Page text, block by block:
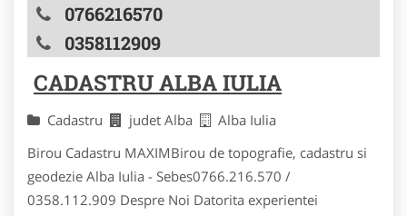
0766216570
0358112909
CADASTRU ALBA IULIA
Cadastru judet Alba
Alba Iulia
Birou Cadastru MAXIMBirou de topografie, cadastru si
geodezie Alba Iulia - Sebes0766.216.570 /
0358.112.909 Despre Noi Datorita experientei